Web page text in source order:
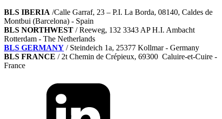
BLS IBERIA /Calle Garraf, 23 – P.I. La Borda, 08140, Caldes de
Montbui (Barcelona) - Spain
BLS NORTHWEST / Reeweg, 132 3343 AP H.I. Ambacht
Rotterdam - The Netherlands
BLS GERMANY / Steindeich 1a, 25377 Kollmar- Germany
BLS FRANCE / 2t Chemin de Crépieux, 69300 Caluire-et-Cuire -
France